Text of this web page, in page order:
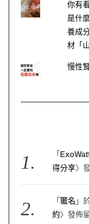
你有
是什
養成
材「
慢性
「
得分享〉
「 匿名 」
約〉發佈